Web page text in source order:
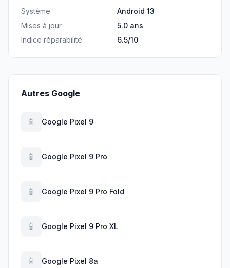
Système
Android 13
Mises à jour
5.0 ans
Indice réparabilité
6.5/10
Autres Google
📱 Google Pixel 9
📱 Google Pixel 9 Pro
📱 Google Pixel 9 Pro Fold
📱 Google Pixel 9 Pro XL
📱 Google Pixel 8a